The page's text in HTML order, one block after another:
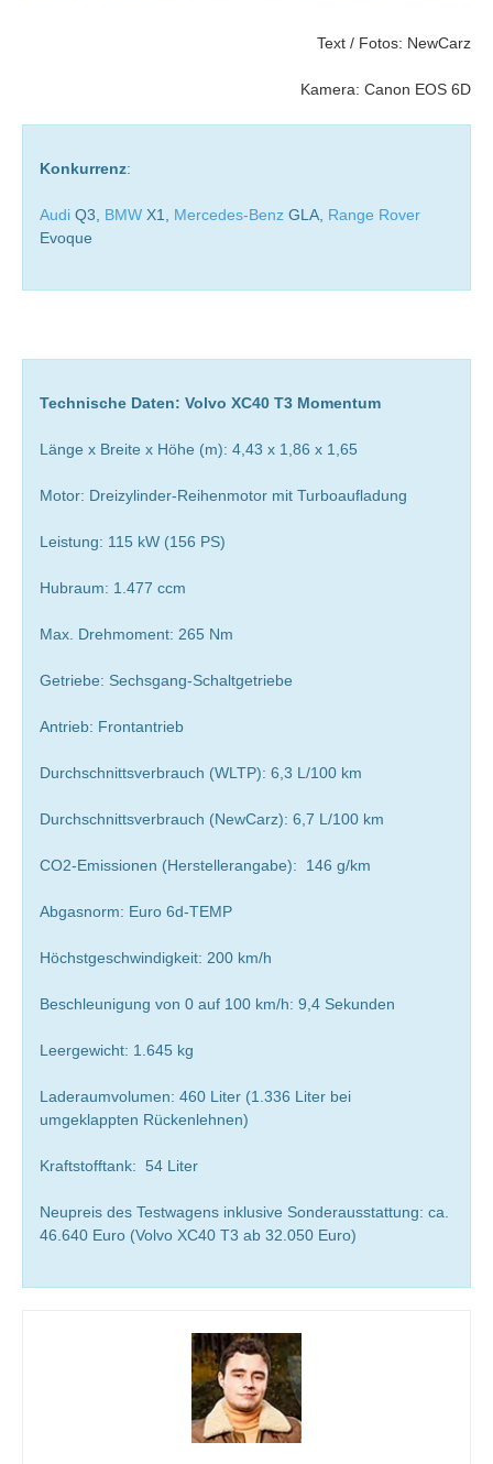
Text / Fotos: NewCarz
Kamera: Canon EOS 6D
Konkurrenz:
Audi Q3, BMW X1, Mercedes-Benz GLA, Range Rover
Evoque
Technische Daten: Volvo XC40 T3 Momentum
Länge x Breite x Höhe (m): 4,43 x 1,86 x 1,65
Motor: Dreizylinder-Reihenmotor mit Turboaufladung
Leistung: 115 kW (156 PS)
Hubraum: 1.477 ccm
Max. Drehmoment: 265 Nm
Getriebe: Sechsgang-Schaltgetriebe
Antrieb: Frontantrieb
Durchschnittsverbrauch (WLTP): 6,3 L/100 km
Durchschnittsverbrauch (NewCarz): 6,7 L/100 km
CO2-Emissionen (Herstellerangabe): 146 g/km
Abgasnorm: Euro 6d-TEMP
Höchstgeschwindigkeit: 200 km/h
Beschleunigung von 0 auf 100 km/h: 9,4 Sekunden
Leergewicht: 1.645 kg
Laderaumvolumen: 460 Liter (1.336 Liter bei
umgeklappten Rückenlehnen)
Kraftstofftank: 54 Liter
Neupreis des Testwagens inklusive Sonderausstattung: ca.
46.640 Euro (Volvo XC40 T3 ab 32.050 Euro)